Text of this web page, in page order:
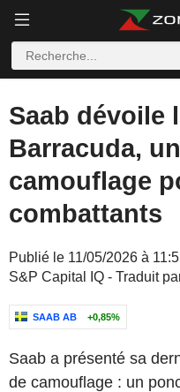
Saab dévoile
Barracuda,
camouflage
combattants
Publié le 11/05/2026 à
S&P Capital IQ - Traduit
SAAB AB +0,85%
Saab a présenté sa
de camouflage : un